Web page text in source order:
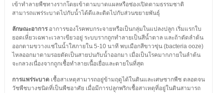
เข้าทำลายพืชทางรากโดยเข้าตามบาดแผลหรือช่องเปิดตามธรรมชาติ
สามารถแพร่ระบาดไปกับน้ำได้ดีและติดไปกับส่วนขยายพันธุ์
ลักษณะอาการอาการของโรคพบกระจายหรือเป็นกลุ่มในแปลงปลูก เริ่มแรกใบ
ยอดเหี่่ยวเฉพาะเวลาเขียวอยู่ ระบบรากถูกทำลายเป็นสีน้ำตาล และถ้าตัดลำต้น
ออกตามขวางแช่ในน้ำใสภายใน 5-10 นาที พบเมือกสีขาวขุ่น (bacteria ooze)
ไหลออกมาตามรอยตัดเป็นสายปนกับน้ำออกมา เมื่อเป็นโรคมากภายในลำต้น
จะกลวงเนื่องจากถูกเชื้อทำลายเนื้อเยื่อและตายในที่สุด
การแพร่ระบาดเชื้อสาเหตุสามารถอยู่ข้ามฤดูได้ในดินและเศษซากพืช ตลอดจน
วัชพืชบางชนิดที่เป็นพืชอาศัย เมื่อมีการปลูกพริกเชื้อสาเหตุที่อยู่ในดินสามารถ